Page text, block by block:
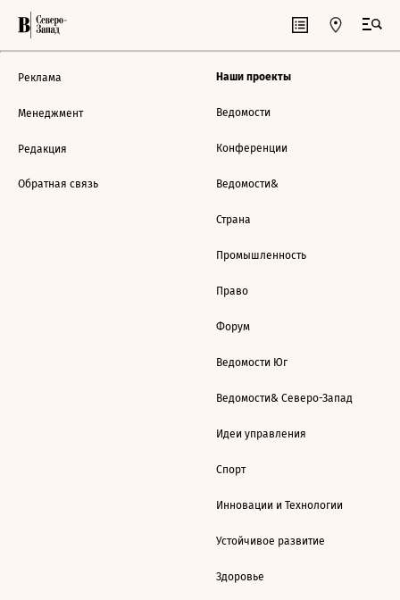
Реклама
Менеджмент
Редакция
Обратная связь
Наши проекты
Ведомости
Конференции
Ведомости&
Страна
Промышленность
Право
Форум
Ведомости Юг
Ведомости& Северо-Запад
Идеи управления
Спорт
Инновации и Технологии
Устойчивое развитие
Здоровье